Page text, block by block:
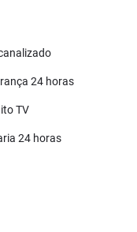
24 horas
TV
24 horas